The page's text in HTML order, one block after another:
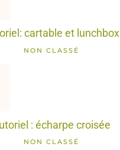
cartable et lunchbox
NON CLASSÉ
: écharpe croisée
NON CLASSÉ